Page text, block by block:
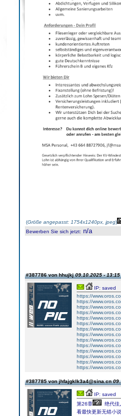
(Größe angepasst: 1754x1240px, jpeg)
Bewerben Sie sich jetzt: n/a
#387786 von hhujkj09.10.2025 - 13:15
IP: saved
https://
https://
https://
https://
https://
https://
https://
https://
https://
https://
https://
https://
https://
https://
#387785 von jhfajgklk3a4@sina.cn
IP: saved
第26章
绝代佳
看最快更新无错小